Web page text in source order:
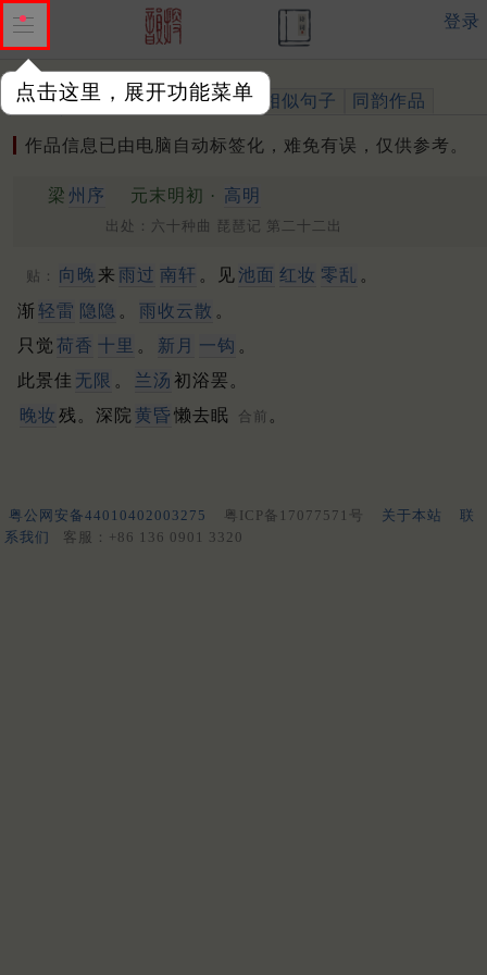
点击这里，展开功能菜单
登录
作品 标注四声 出处、引用 相似句子 同韵作品
作品信息已由电脑自动标签化，难免有误，仅供参考。
梁 州序 元末明初 · 高明
出处：六十种曲 琵琶记 第二十二出
贴： 向晚 来 雨过 南轩 。见池面 红妆 零乱 。
渐 轻雷 隐隐 。 雨收云散 。
只觉 荷香 十里 。 新月 一钩 。
此景佳 无限 。 兰汤 初浴罢。
晚妆 残。深院 黄昏 懒去眠 合前 。
粤公网安备44010402003275 粤ICP备17077571号 关于本站
联
系我们
客服：+86 136 0901 3320